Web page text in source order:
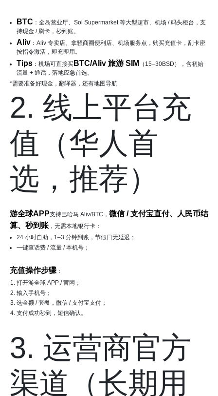
BTC ：全岛营业厅、Sol Supermarket 等大型超市、机场 / 码头柜台，支
持现金 / 刷卡，秒到账。
Aliv ：Aliv 专卖店、拿骚商圈便利店、机场服务点，购买充值卡，刮卡密
按指令激活，即充即用。
Tips ：机场可直接买 BTC/Aliv 旅游 SIM
（15–30BSD），含初始
流量 + 通话，落地应急首选。
*需要准备好现金，翻译器，还有地图导航
2. 线上平台充
值（华人首
选，推荐）
游全球APP支持巴哈马 Aliv/BTC， 微信 / 支付宝直付、人民币结
算、秒到账 ，无需本地银行卡：
24 小时自助，1–3 分钟到账，节假日无延迟；
一键查话费 / 流量 / 本机号；
充值操作步骤：
打开游全球 APP / 官网；
输入手机号；
选金额 / 套餐，微信 / 支付宝支付；
支付成功秒到，短信确认。
3. 运营商官方
渠道（长期用